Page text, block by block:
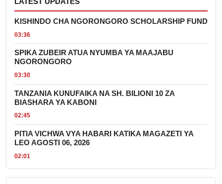
KISHINDO CHA NGORONGORO SCHOLARSHIP FUND
03:36
SPIKA ZUBEIR ATUA NYUMBA YA MAAJABU
NGORONGORO
03:30
TANZANIA KUNUFAIKA NA SH. BILIONI 10 ZA
BIASHARA YA KABONI
02:45
PITIA VICHWA VYA HABARI KATIKA MAGAZETI YA
LEO AGOSTI 06, 2026
02:01